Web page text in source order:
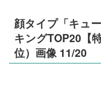
顔タイプ「キュ
キングTOP20【
位）画像 11/20